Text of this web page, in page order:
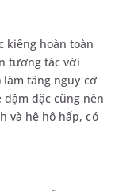
kiêng hoàn toàn
tương tác với
làm tăng nguy cơ
đặc cũng nên
và hệ hô hấp, có